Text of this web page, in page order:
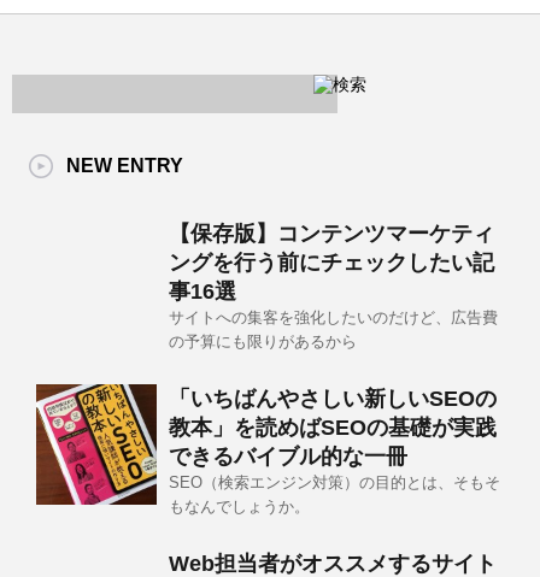
NEW ENTRY
【保存版】コンテンツマーケティ
ングを行う前にチェックしたい記
事16選
サイトへの集客を強化したいのだけど、広告費
の予算にも限りがあるから
「いちばんやさしい新しいSEOの
教本」を読めばSEOの基礎が実践
できるバイブル的な一冊
SEO（検索エンジン対策）の目的とは、そもそ
もなんでしょうか。
Web担当者がオススメするサイト